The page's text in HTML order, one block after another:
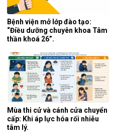
Bệnh viện mở lớp đào tạo:
“Điều dưỡng chuyên khoa Tâm
thần khoá 26”.
Mùa thi cử và cánh cửa chuyển
cấp: Khi áp lực hóa rối nhiễu
tâm lý.